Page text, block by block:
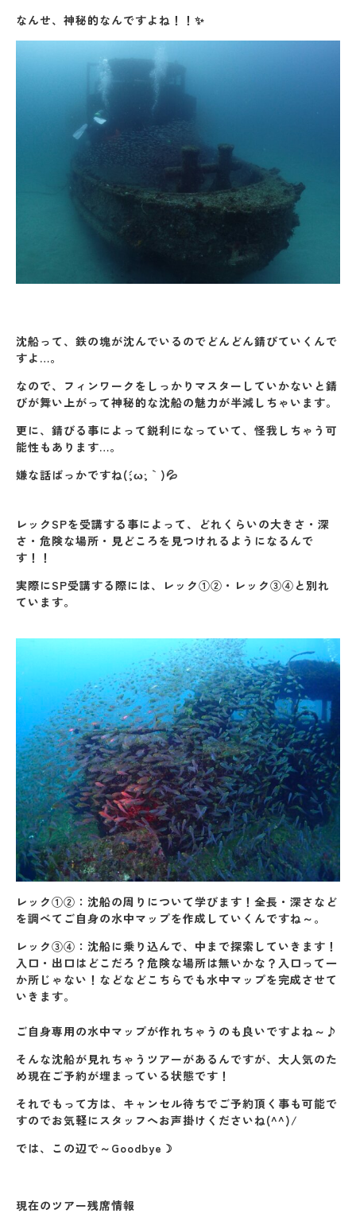
なんせ、神秘的なんですよね！！✨
沈船って、鉄の塊が沈んでいるのでどんどん錆びていくんで
すよ…。
なので、フィンワークをしっかりマスターしていかないと錆
びが舞い上がって神秘的な沈船の魅力が半減しちゃいます。
更に、錆びる事によって鋭利になっていて、怪我しちゃう可
能性もあります…。
嫌な話ばっかですね(´;ω;｀)💦
レックSPを受講する事によって、どれくらいの大きさ・深
さ・危険な場所・見どころを見つけれるようになるんで
す！！
実際にSP受講する際には、レック①②・レック③④と別れ
ています。
レック①②：沈船の周りについて学びます！全長・深さなど
を調べてご自身の水中マップを作成していくんですね～。
レック③④：沈船に乗り込んで、中まで探索していきます！
入口・出口はどこだろ？危険な場所は無いかな？入口って一
か所じゃない！などなどこちらでも水中マップを完成させて
いきます。
ご自身専用の水中マップが作れちゃうのも良いですよね～♪
そんな沈船が見れちゃうツアーがあるんですが、大人気のた
め現在ご予約が埋まっている状態です！
それでもって方は、キャンセル待ちでご予約頂く事も可能で
すのでお気軽にスタッフへお声掛けくださいね(^^)/
では、この辺で～Goodbye☽
現在のツアー残席情報